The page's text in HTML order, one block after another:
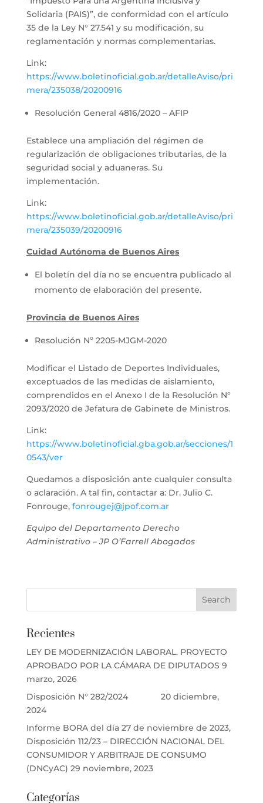
Solidaria (PAIS)”, de conformidad con el artículo
35 de la Ley N° 27.541 y su modificación, su
reglamentación y normas complementarias.
Link:
https://www.boletinoficial.gob.ar/detalleAviso/pri
mera/235038/20200916
Resolución General 4816/2020 – AFIP
Establece una ampliación del régimen de
regularización de obligaciones tributarias, de la
seguridad social y aduaneras. Su
implementación.
Link:
https://www.boletinoficial.gob.ar/detalleAviso/pri
mera/235039/20200916
Cuidad Autónoma de Buenos Aires
El boletín del día no se encuentra publicado al
momento de elaboración del presente.
Provincia de Buenos Aires
Resolución Nº 2205-MJGM-2020
Modificar el Listado de Deportes Individuales,
exceptuados de las medidas de aislamiento,
comprendidos en el Anexo I de la Resolución N°
2093/2020 de Jefatura de Gabinete de Ministros.
Link:
https://www.boletinoficial.gba.gob.ar/secciones/1
0543/ver
Quedamos a disposición ante cualquier consulta
o aclaración. A tal fin, contactar a: Dr. Julio C.
Fonrouge, fonrougej@jpof.com.ar
Equipo del Departamento Derecho
Administrativo – JP O’Farrell Abogados
Recientes
LEY DE MODERNIZACIÓN LABORAL. PROYECTO
APROBADO POR LA CÁMARA DE DIPUTADOS 9
marzo, 2026
Disposición N° 282/2024
20 diciembre,
2024
Informe BORA del día 27 de noviembre de 2023,
Disposición 112/23 – DIRECCIÓN NACIONAL DEL
CONSUMIDOR Y ARBITRAJE DE CONSUMO
(DNCyAC) 29 noviembre, 2023
Categorías